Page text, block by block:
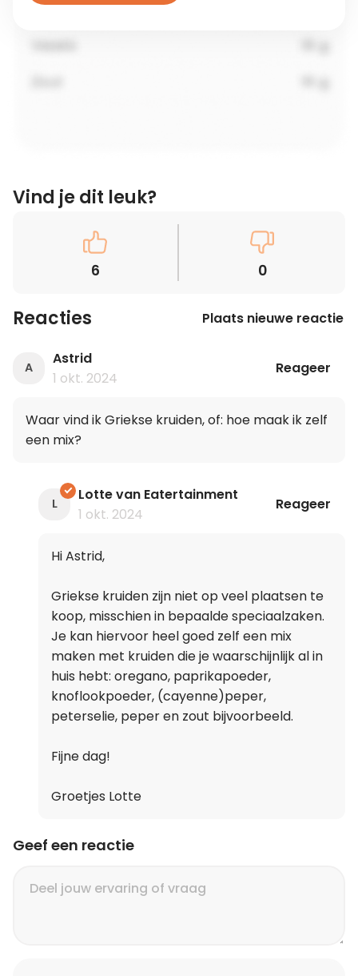
Vind je dit leuk?
6 0
Reacties Plaats nieuwe reactie
A
Astrid
1 okt. 2024
Reageer
Waar vind ik Griekse kruiden, of: hoe maak ik zelf
een mix?
L
Lotte van Eatertainment
1 okt. 2024
Reageer
Hi Astrid,
Griekse kruiden zijn niet op veel plaatsen te
koop, misschien in bepaalde speciaalzaken.
Je kan hiervoor heel goed zelf een mix
maken met kruiden die je waarschijnlijk al in
huis hebt: oregano, paprikapoeder,
knoflookpoeder, (cayenne)peper,
peterselie, peper en zout bijvoorbeeld.
Fijne dag!
Groetjes Lotte
Geef een reactie